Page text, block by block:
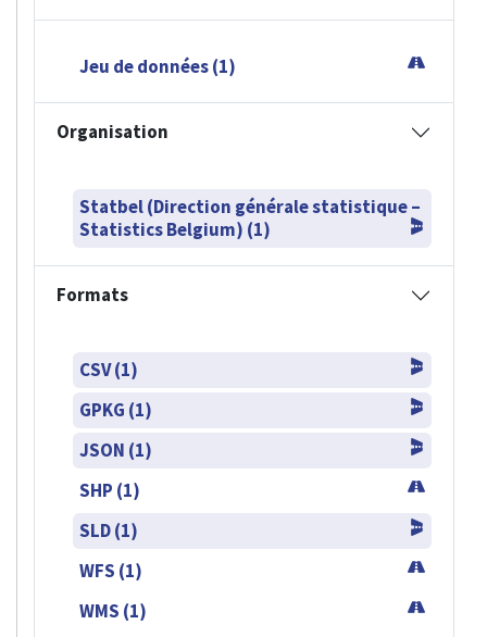
Jeu de données (1)
Organisation
Statbel (Direction générale statistique –
Statistics Belgium) (1)
Formats
CSV (1)
GPKG (1)
JSON (1)
SHP (1)
SLD (1)
WFS (1)
WMS (1)